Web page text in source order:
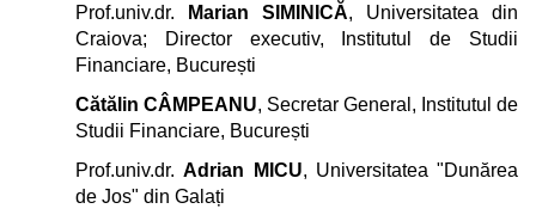
Prof.univ.dr.
Marian SIMINICĂ, Universitatea din
Craiova; Director executiv, Institutul de Studii
Financiare, București
Cătălin CÂMPEANU, Secretar General, Institutul de
Studii Financiare, București
Prof.univ.dr.Adrian MICU, Universitatea "Dunărea
de Jos" din Galați